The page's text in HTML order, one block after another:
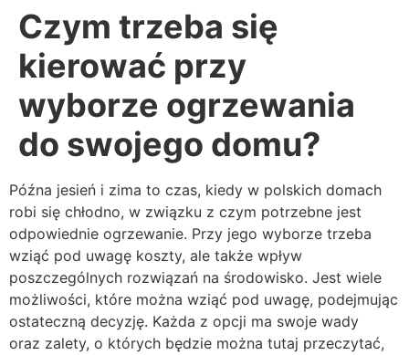
Czym trzeba się
kierować przy
wyborze ogrzewania
do swojego domu?
Późna jesień i zima to czas, kiedy w polskich domach
robi się chłodno, w związku z czym potrzebne jest
odpowiednie ogrzewanie. Przy jego wyborze trzeba
wziąć pod uwagę koszty, ale także wpływ
poszczególnych rozwiązań na środowisko. Jest wiele
możliwości, które można wziąć pod uwagę, podejmując
ostateczną decyzję. Każda z opcji ma swoje wady
oraz zalety, o których będzie można tutaj przeczytać,